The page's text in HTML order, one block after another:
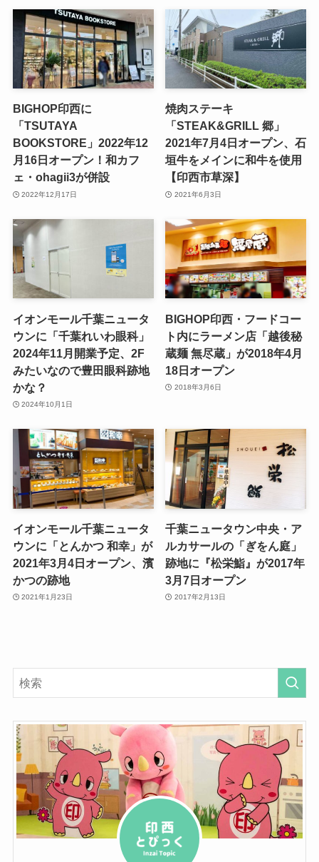
BIGHOP印西に
「TSUTAYA
BOOKSTORE」2022年12
月16日オープン！和カフ
ェ・ohagii3が併設
2022年12月17日
焼肉ステーキ
「STEAK&GRILL 郷」
2021年7月4日オープン、石
垣牛をメインに和牛を使用
【印西市草深】
2021年6月3日
イオンモール千葉ニュータ
ウンに「千葉れいわ眼科」
2024年11月開業予定、2F
みたいなので豊田眼科跡地
かな？
2024年10月1日
BIGHOP印西・フードコー
ト内にラーメン店「越後秘
蔵麺 無尽蔵」が2018年4月
18日オープン
2018年3月6日
イオンモール千葉ニュータ
ウンに「とんかつ 和幸」が
2021年3月4日オープン、濱
かつの跡地
2021年1月23日
千葉ニュータウン中央・ア
ルカサールの「ぎをん庭」
跡地に『松栄鮨』が2017年
3月7日オープン
2017年2月13日